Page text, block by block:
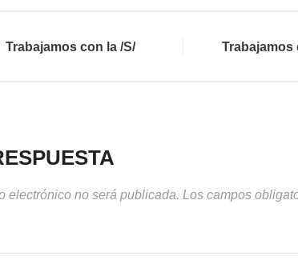
Trabajamos con la /S/ Trabajamos
electrónico no será publicada. Los campos